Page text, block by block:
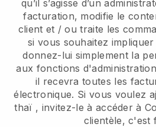
qu’il s’agisse d’un
facturation, modifie le
client et / ou traite les
si vous souhaitez
donnez-lui simplement la
aux fonctions
il recevra toutes les
électronique. Si vous voulez
thaï , invitez-le à accéder à
clientèle, c'est